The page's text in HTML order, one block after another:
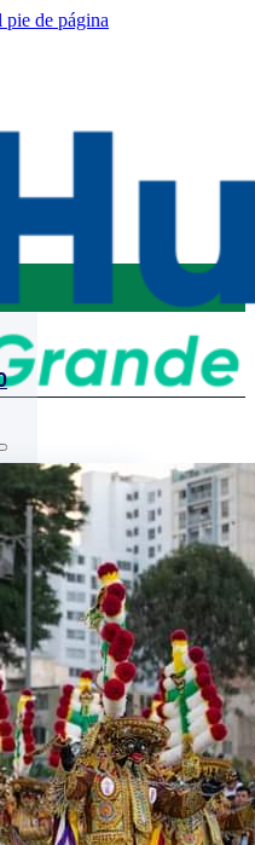
pie de página